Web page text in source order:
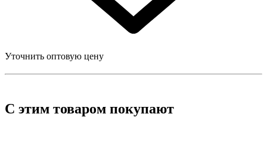
Уточнить оптовую цену
С этим товаром покупают